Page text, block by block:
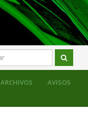
ARCHIVOS AVISOS